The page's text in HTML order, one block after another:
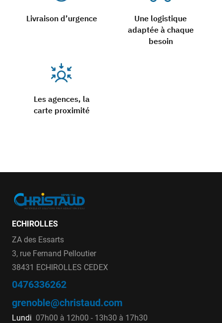
Livraison d’urgence
Une logistique
adaptée à chaque
besoin
Les agences, la
carte proximité
ECHIROLLES
ZA des Essarts
3, rue Fernand Pelloutier
38431 ECHIROLLES CEDEX
0476336262
grenoble@christaud.com
Lundi 07h00 à 12h00 - 13h30 à 17h30